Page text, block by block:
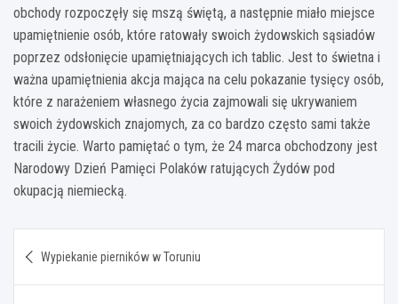
obchody rozpoczęły się mszą świętą, a następnie miało miejsce
upamiętnienie osób, które ratowały swoich żydowskich sąsiadów
poprzez odsłonięcie upamiętniających ich tablic. Jest to świetna i
ważna upamiętnienia akcja mająca na celu pokazanie tysięcy osób,
które z narażeniem własnego życia zajmowali się ukrywaniem
swoich żydowskich znajomych, za co bardzo często sami także
tracili życie. Warto pamiętać o tym, że 24 marca obchodzony jest
Narodowy Dzień Pamięci Polaków ratujących Żydów pod
okupacją niemiecką.
wpisu
Wypiekanie pierników w Toruniu